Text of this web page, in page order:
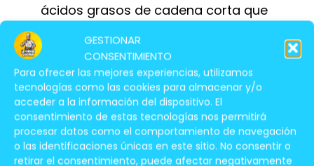
GESTIONAR
CONSENTIMIENTO
Para ofrecer las mejores experiencias, utilizamos
tecnologías como las cookies para almacenar y/o
acceder a la información del dispositivo. El
consentimiento de estas tecnologías nos permitirá
procesar datos como el comportamiento de navegación
o las identificaciones únicas en este sitio. No consentir o
retirar el consentimiento, puede afectar negativamente
ácidos grasos de cadena corta que
plátanos también contienen potasio, un
mineral esencial para la contracción
muscular, incluyendo los músculos del
intestino.
Las fresas, ricas en fibra, ayudan a
regular el tránsito intestinal. Además, son